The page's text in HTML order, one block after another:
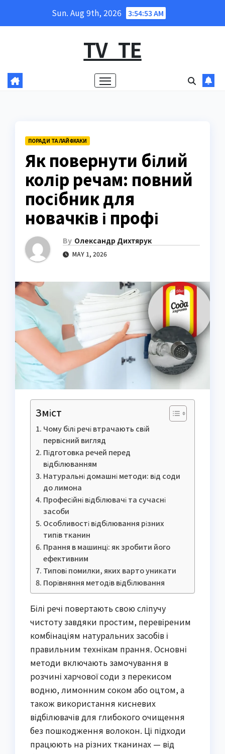
Sun. Aug 9th, 2026 3:54:54 AM
TV_TE
ПОРАДИ ТА ЛАЙФХАКИ
Як повернути білий
колір речам: повний
посібник для
новачків і профі
By Олександр Дихтярук
MAY 1, 2026
Зміст
Чому білі речі втрачають свій
первісний вигляд
Підготовка речей перед
відбілюванням
Натуральні домашні методи: від соди
до лимона
Професійні відбілювачі та сучасні
засоби
Особливості відбілювання різних
типів тканин
Прання в машинці: як зробити його
ефективним
Типові помилки, яких варто уникати
Порівняння методів відбілювання
Білі речі повертають свою сліпучу
чистоту завдяки простим, перевіреним
комбінаціям натуральних засобів і
правильним технікам прання. Основні
методи включають замочування в
розчині харчової соди з перекисом
водню, лимонним соком або оцтом, а
також використання кисневих
відбілювачів для глибокого очищення
без пошкодження волокон. Ці підходи
працюють на різних тканинах — від